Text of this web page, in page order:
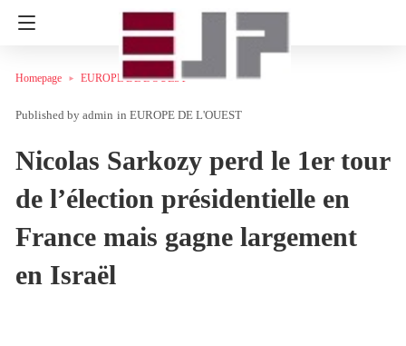
Homepage EUROPE DE L'OUEST
admin in EUROPE DE L'OUEST
Nicolas Sarkozy perd le 1er tour
de l’élection présidentielle en
France mais gagne largement
en Israël